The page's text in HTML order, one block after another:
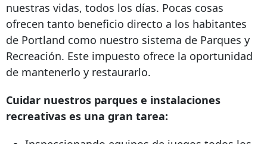
nuestras vidas, todos los días. Pocas cosas
ofrecen tanto beneficio directo a los habitantes
de Portland como nuestro sistema de Parques y
Recreación. Este impuesto ofrece la oportunidad
de mantenerlo y restaurarlo.
Cuidar nuestros parques e instalaciones
recreativas es una gran tarea: